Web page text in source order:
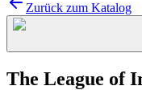
Zurück zum Katalog
The League of